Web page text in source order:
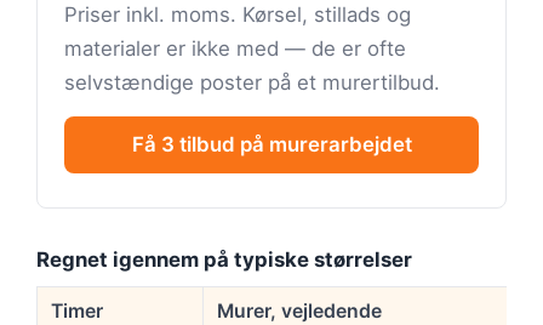
Priser inkl. moms. Kørsel, stillads og
materialer er ikke med — de er ofte
selvstændige poster på et murertilbud.
Få 3 tilbud på murerarbejdet
Regnet igennem på typiske størrelser
Timer Murer, vejledende